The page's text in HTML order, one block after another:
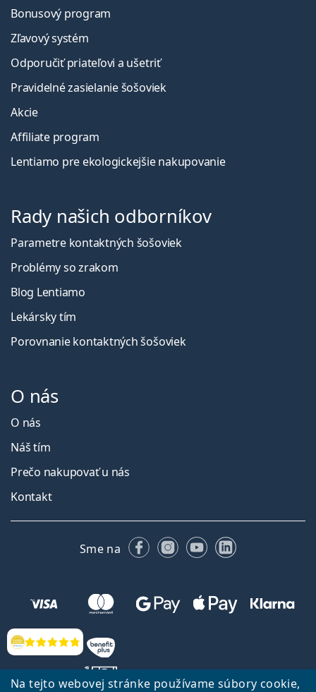
Na tejto webovej stránke používame súbory cookie,
Hodnotenia
Bonusový program
Zľavový systém
Odporučiť priateľovi a ušetriť
Pravidelné zasielanie šošoviek
Akcie
Affiliate program
Lentiamo pre ekologickejšie nakupovanie
Rady našich odborníkov
Parametre kontaktných šošoviek
Problémy so zrakom
Blog Lentiamo
Lekársky tím
Porovnanie kontaktných šošoviek
O nás
O nás
Náš tím
Prečo nakupovať u nás
Kontakt
Sme na FacebookuInstagrame
YouTubeLinkedIn